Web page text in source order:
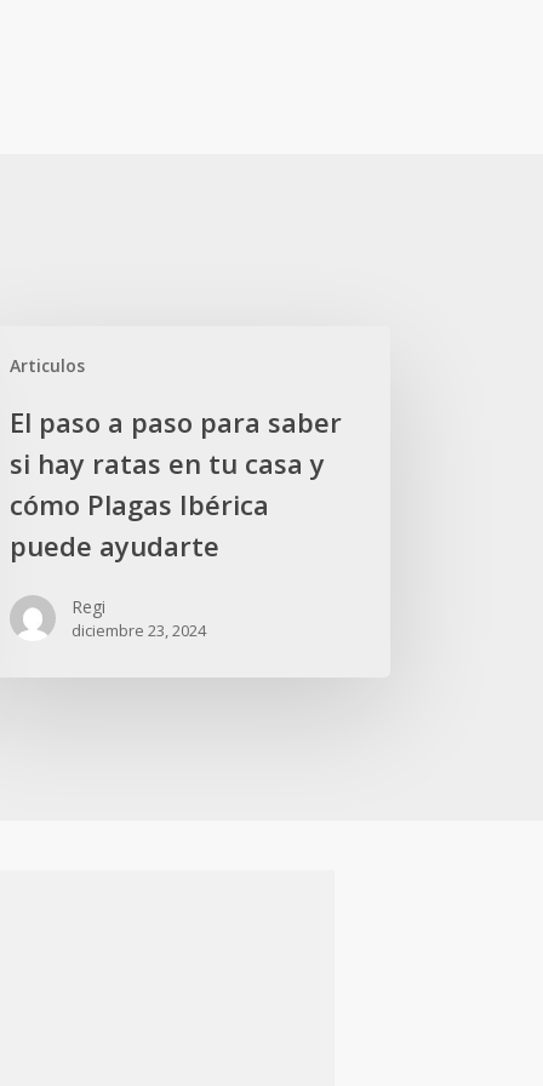
Articulos
El paso a paso para saber
si hay ratas en tu casa y
cómo Plagas Ibérica
puede ayudarte
Regi
diciembre 23, 2024